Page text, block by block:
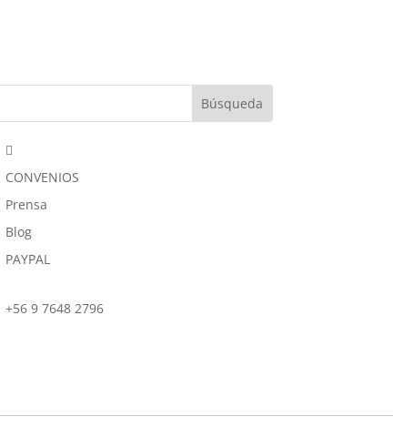

CONVENIOS
Prensa
Blog
PAYPAL
+56 9 7648 2796